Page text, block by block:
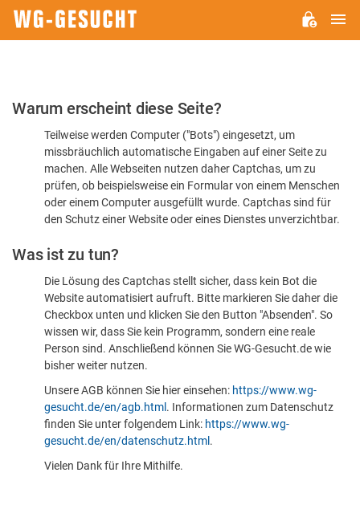
Bitte
dass
sind
Warum erscheint diese Seite?
Teilweise werden Computer ("Bots") eingesetzt, um
missbräuchlich automatische Eingaben auf einer Seite zu
machen. Alle Webseiten nutzen daher Captchas, um zu
prüfen, ob beispielsweise ein Formular von einem Menschen
oder einem Computer ausgefüllt wurde. Captchas sind für
den Schutz einer Website oder eines Dienstes unverzichtbar.
Was ist zu tun?
Die Lösung des Captchas stellt sicher, dass kein Bot die
Website automatisiert aufruft. Bitte markieren Sie daher die
Checkbox unten und klicken Sie den Button "Absenden". So
wissen wir, dass Sie kein Programm, sondern eine reale
Person sind. Anschließend können Sie WG-Gesucht.de wie
bisher weiter nutzen.
Unsere AGB können Sie hier einsehen: https://www.wg-
gesucht.de/en/agb.html . Informationen zum Datenschutz
finden Sie unter folgendem Link: https://www.wg-
gesucht.de/en/datenschutz.html .
Vielen Dank für Ihre Mithilfe.